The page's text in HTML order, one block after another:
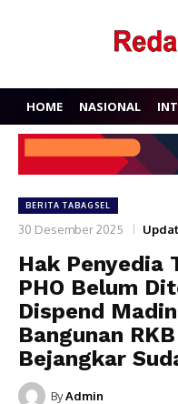
HOME NASIONAL
BERITA TABAGSEL
30 Desember 2025
Hak Penyedia
PHO Belum
Dispend
Bangunan
Bejangkar
ByAdmin